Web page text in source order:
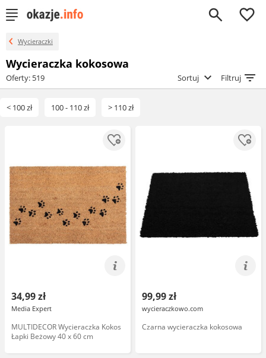
0
Wycieraczki
Wycieraczka kokosowa
Oferty: 519 Sortuj Filtruj
< 100 zł 100 - 110 zł > 110 zł
34,99 zł
Media Expert
MULTIDECOR Wycieraczka Kokos
Łapki Beżowy 40 x 60 cm
99,99 zł
wycieraczkowo.com
Czarna wycieraczka kokosowa